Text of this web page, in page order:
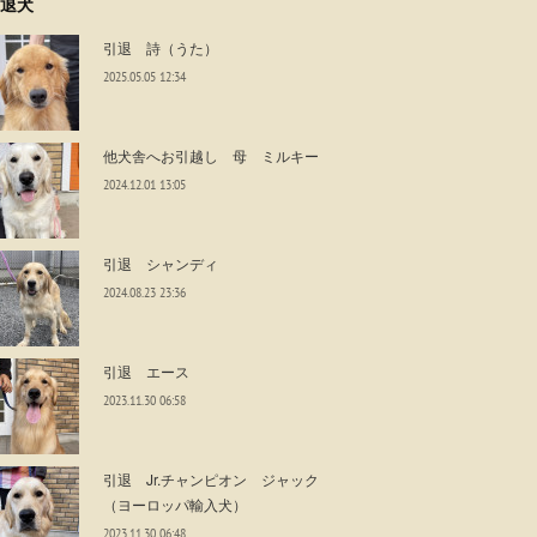
引退 詩（うた）
2025.05.05 12:34
他犬舎へお引越し 母 ミルキー
2024.12.01 13:05
引退 シャンディ
2024.08.23 23:36
引退 エース
2023.11.30 06:58
引退 Jr.チャンピオン ジャック
（ヨーロッパ輸入犬）
2023.11.30 06:48